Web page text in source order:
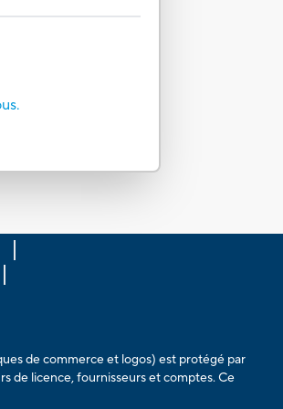
de commerce et logos) est protégé par
de licence, fournisseurs et comptes. Ce